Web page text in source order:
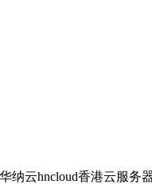
华纳云hncloud香港云服务